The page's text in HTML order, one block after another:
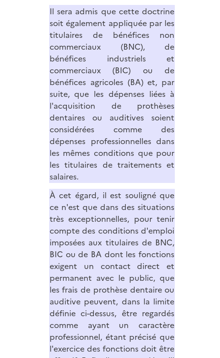
Il sera admis que cette doctrine
soit également appliquée par les
titulaires de bénéfices non
commerciaux (BNC), de
bénéfices industriels et
commerciaux (BIC) ou de
bénéfices agricoles (BA) et, par
suite, que les dépenses liées à
l'acquisition de prothèses
dentaires ou auditives soient
considérées comme des
dépenses professionnelles dans
les mêmes conditions que pour
les titulaires de traitements et
salaires.
À cet égard, il est souligné que
ce n'est que dans des situations
très exceptionnelles, pour tenir
compte des conditions d'emploi
imposées aux titulaires de BNC,
BIC ou de BA dont les fonctions
exigent un contact direct et
permanent avec le public, que
les frais de prothèse dentaire ou
auditive peuvent, dans la limite
définie ci-dessus, être regardés
comme ayant un caractère
professionnel, étant précisé que
l'exercice des fonctions doit être